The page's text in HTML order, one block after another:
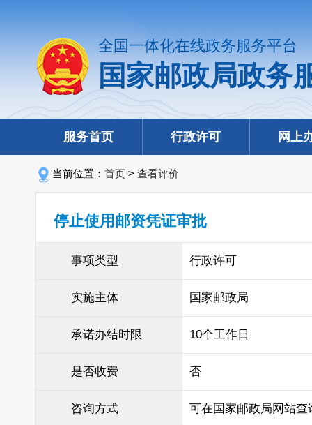
全国一体化在线政务服务平台
国家邮政局政务
服务首页 行政许可 网上
当前位置： 首页 > 查看评价
停止使用邮资凭证审批
事项类型 行政许可
实施主体 国家邮政局
承诺办结时限 10个工作日
是否收费 否
咨询方式 可在国家邮政局网站查